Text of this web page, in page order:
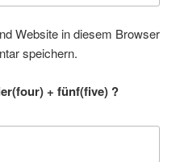
Website in diesem Browser
speichern.
+ fünf(five) ?